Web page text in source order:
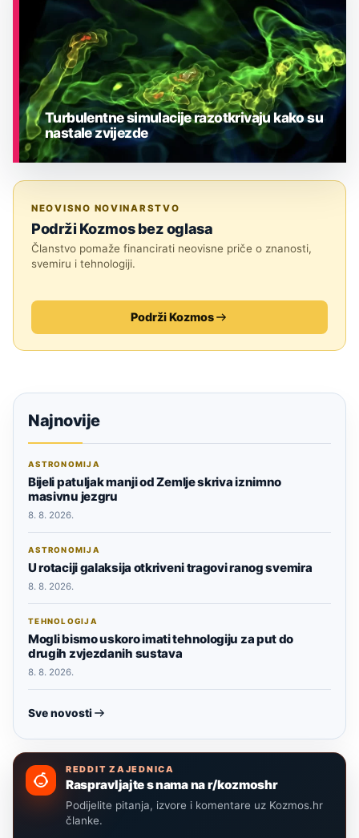
Turbulentne simulacije razotkrivaju kako su
nastale zvijezde
NEOVISNO NOVINARSTVO
Podrži Kozmos bez oglasa
Članstvo pomaže financirati neovisne priče o znanosti,
svemiru i tehnologiji.
Podrži Kozmos
Najnovije
ASTRONOMIJA
Bijeli patuljak manji od Zemlje skriva iznimno
masivnu jezgru
8. 8. 2026.
ASTRONOMIJA
U rotaciji galaksija otkriveni tragovi ranog svemira
8. 8. 2026.
TEHNOLOGIJA
Mogli bismo uskoro imati tehnologiju za put do
drugih zvjezdanih sustava
8. 8. 2026.
Sve novosti
REDDIT ZAJEDNICA
Raspravljajte s nama na r/kozmoshr
Podijelite pitanja, izvore i komentare uz Kozmos.hr
članke.